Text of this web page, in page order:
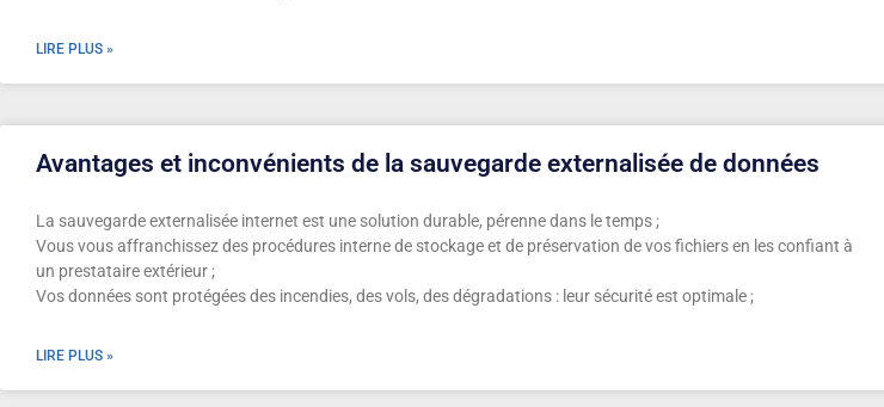
LIRE PLUS »
Avantages et inconvénients de la sauvegarde externalisée de données
La sauvegarde externalisée internet est une solution durable, pérenne dans le temps ;
Vous vous affranchissez des procédures interne de stockage et de préservation de vos fichiers en les confiant à
un prestataire extérieur ;
Vos données sont protégées des incendies, des vols, des dégradations : leur sécurité est optimale ;
LIRE PLUS »